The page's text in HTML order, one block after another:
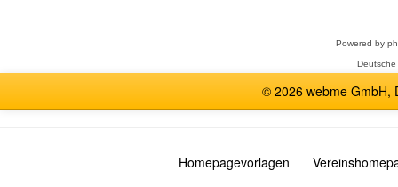
Powered by
© 2026 webme GmbH,
Homepagevorlagen